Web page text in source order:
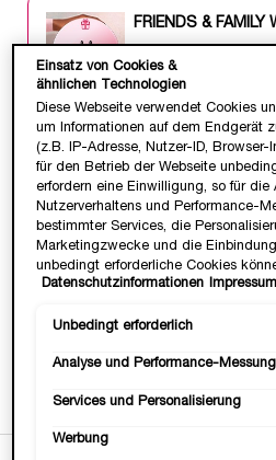
FRIENDS & FAMILY
25% Rabatt ab 2
99€.*ⓘ
FFWEEKS
WERDE TEIL DER
Heisse Deals &
Exklusive, Beautty
JETZT ANMELDEN
Gratis Versand
3 Gratis Proben
Bestellung
Einsatz von Cookies &
ähnlichen Technologien
Diese Webseite verwendet Cookies
um Informationen auf dem Endgerät
(z.B. IP-Adresse, Nutzer-ID, Browser-
für den Betrieb der Webseite
erfordern eine Einwilligung, so für die
Nutzerverhaltens und Performance-
bestimmter Services, die
Marketingzwecke und die
unbedingt erforderliche Cookies
akzeptieren") oder abgelehnt ("Ohne
ebenfalls möglich und speicherbar
angepasst werden. Für weitere
Datenschutzinformationen Impressum
Unbedingt erforderlich
Analyse und Performance-Messung
Services und Personalisierung
Werbung